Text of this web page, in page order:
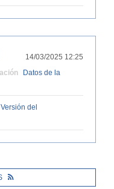
14/03/2025 12:25
Datos de la
Versión del